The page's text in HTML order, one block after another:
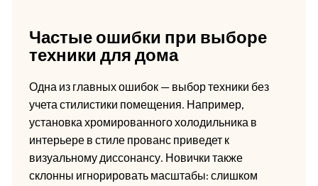
Частые ошибки при выборе
техники для дома
Одна из главных ошибок — выбор техники без
учета стилистики помещения. Например,
установка хромированного холодильника в
интерьере в стиле прованс приведет к
визуальному диссонансу. Новички также
склонны игнорировать масштабы: слишком